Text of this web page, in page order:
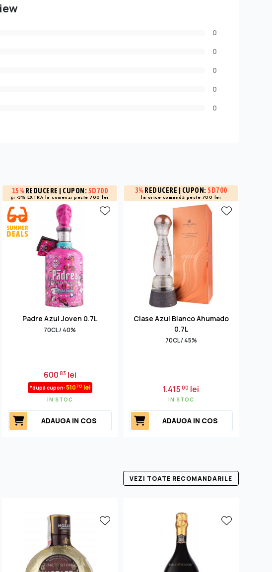
0
0
0
0
0
15% REDUCERE | CUPON: SD700
și -3% EXTRA la comenzi peste 700 lei
Padre Azul Joven 0.7L
70CL / 40%
60083 lei
*după cupon: 51070 lei
IN STOC
ADAUGA IN COS
3% REDUCERE | CUPON:SD700
la orice comandă peste 700 lei
Clase Azul Blanco Ahumado
0.7L
70CL / 45%
1.41500 lei
IN STOC
ADAUGA IN COS
VEZI TOATE RECOMANDARILE